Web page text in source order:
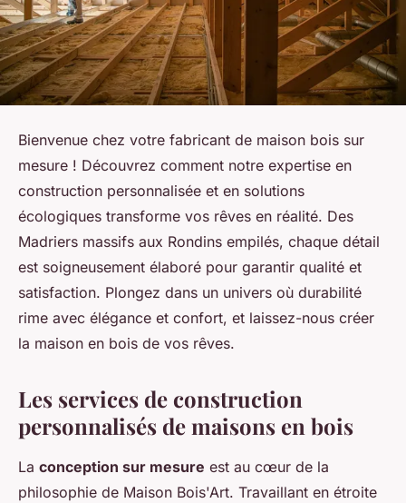
Bienvenue chez votre fabricant de maison bois sur
mesure ! Découvrez comment notre expertise en
construction personnalisée et en solutions
écologiques transforme vos rêves en réalité. Des
Madriers massifs aux Rondins empilés, chaque détail
est soigneusement élaboré pour garantir qualité et
satisfaction. Plongez dans un univers où durabilité
rime avec élégance et confort, et laissez-nous créer
la maison en bois de vos rêves.
Les services de construction
personnalisés de maisons en bois
La conception sur mesure est au cœur de la
philosophie de Maison Bois'Art. Travaillant en étroite